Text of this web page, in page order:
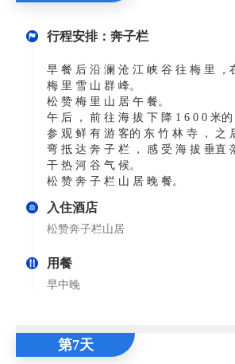
行程安排：奔子栏
早 餐 后 沿 澜 沧 江 峡 谷 往 梅 里 ，
梅 里 雪 山 群 峰。
松 赞 梅 里 山 居 午 餐。
午 后 ， 前 往 海 拔 下 降 1 6 0 0 米
参 观 鲜 有 游 客的 东 竹 林 寺 ， 之
弯 抵 达 奔 子 栏 ， 感 受 海 拔 垂直
干 热 河 谷 气 候。
松 赞 奔 子 栏 山 居 晚 餐。
入住酒店
松赞奔子栏山居
用餐
早中晚
第7天